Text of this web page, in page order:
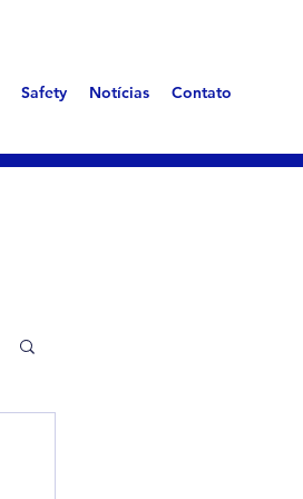
Safety Notícias Contato